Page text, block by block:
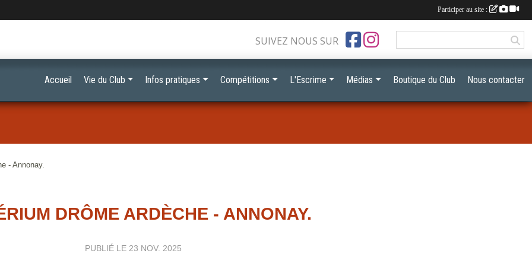
- Annonay.
DRÔME ARDÈCHE - ANNONAY.
PUBLIÉ LE 23 NOV. 2025
SUIVEZ NOUS SUR
Accueil Vie du Club Infos pratiques Compétitions L'Escrime Médias Boutique du Club Nous contacter
Participer au site :